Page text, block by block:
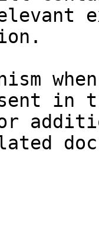
in